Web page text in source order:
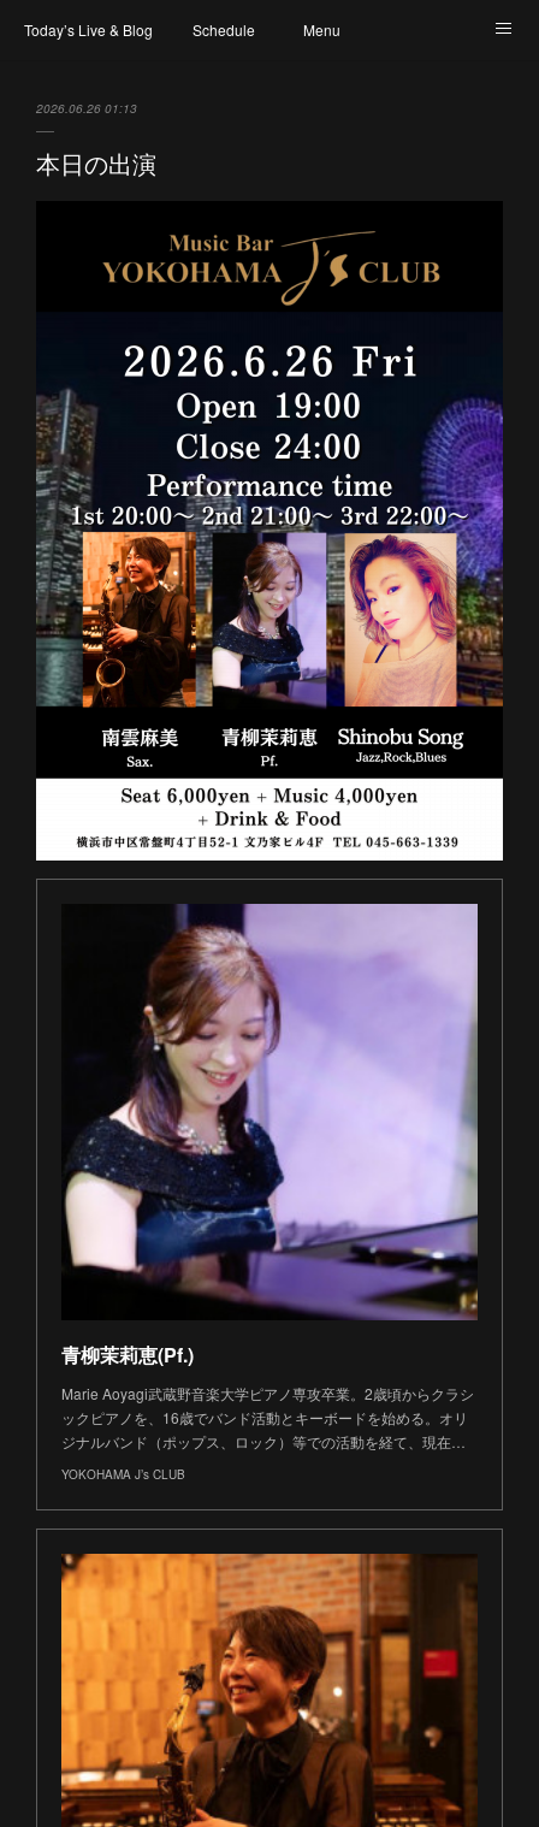
Today’s Live & Blog Schedule Menu
2026.06.26 01:13
本日の出演
青柳茉莉恵(Pf.)
Marie Aoyagi武蔵野音楽大学ピアノ専攻卒業。2歳頃からクラシ
ックピアノを、16歳でバンド活動とキーボードを始める。オリ
ジナルバンド（ポップス、ロック）等での活動を経て、現在…
YOKOHAMA J’s CLUB